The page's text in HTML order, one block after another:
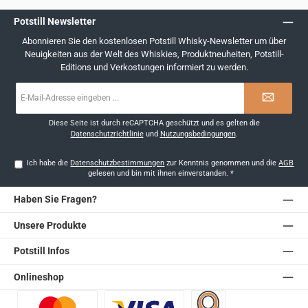
Potstill Newsletter
Abonnieren Sie den kostenlosen Potstill Whisky-Newsletter um über
Neuigkeiten aus der Welt des Whiskies, Produktneuheiten, Potstill-
Editions und Verkostungen informiert zu werden.
Mail-
Diese Seite ist durch reCAPTCHA geschützt und es gelten die
Datenschutzrichtlinieund Nutzungsbedingungen.
Ich habe die Datenschutzbestimmungen zur Kenntnis genommen und dieAGB
gelesen und bin mit ihnen einverstanden. *
Haben Sie Fragen?
Unsere Produkte
Potstill Infos
Onlineshop